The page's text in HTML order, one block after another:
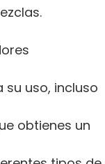
uso, incluso
obtienes un